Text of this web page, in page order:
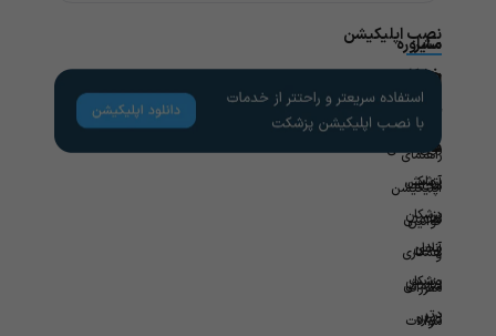
مشاوره
پزشکی
تخصص
های
پزشکی
پزشکان
آنلاین
پزشکان
برتر
سایر
خدمات
مشاوره
روانشناسی
آزمایش
در
محل
ویزیت
در
راهنمای
کاربران
راهنمای
اپلیکیشن
قوانین
و
مقررات
سوالات
لینک
های
مفید
مجله
سلامتی
همکاری
سازمانی
درباره
نصب اپلیکیشن